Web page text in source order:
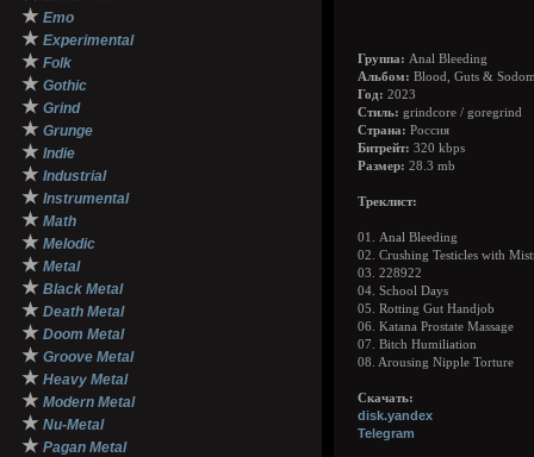
★ Emo
★ Experimental
★ Folk
★ Gothic
★ Grind
★ Grunge
★ Indie
★ Industrial
★ Instrumental
★ Math
★ Melodic
★ Metal
★ Black Metal
★ Death Metal
★ Doom Metal
★ Groove Metal
★ Heavy Metal
★ Modern Metal
★ Nu-Metal
★ Pagan Metal
Группа: Anal Bleeding
Альбом: Blood, Guts &
Год: 2023
Стиль: grindcore / goregrind
Страна: Россия
Битрейт: 320 kbps
Размер: 28.3 mb
Треклист:
01. Anal Bleeding
02. Crushing Testicles with
03. 228922
04. School Days
05. Rotting Gut Handjob
06. Katana Prostate Massage
07. Bitch Humiliation
08. Arousing Nipple Torture
Скачать:
disk.yandex
Telegram